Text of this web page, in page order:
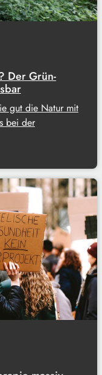
Der Grün-
gut die Natur mit
bei der